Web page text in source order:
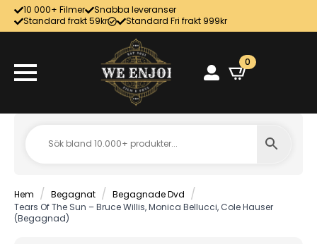
10 000+ Filmer
Snabba leveranser
Standard frakt 59kr
Standard Fri frakt 999kr
0
Hem Begagnat
Begagnade Dvd
Tears Of The Sun – Bruce Willis, Monica Bellucci, Cole Hauser
(Begagnad)